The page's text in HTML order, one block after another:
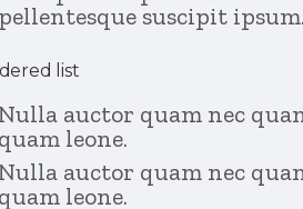
pellentesque suscipit ipsum.
list
auctor quam nec
quam leone.
auctor quam nec
quam leone.